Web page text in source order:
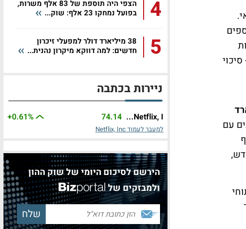
עם
4
הצפי היה תוספת של 83 אלף משרות,
בפועל נמחקו 23 אלף: שוק...
5
38 מיליארד דולר למפעלי זיכרון
חדשים: למה דווקא מיקרון נהנית...
ניירות בכתבה
Netflix, I...
74.14
+0.61%
למעבר לעמוד Netflix, Inc
הירשם לסיכום היומי של שוק ההון
ולמבזקים של